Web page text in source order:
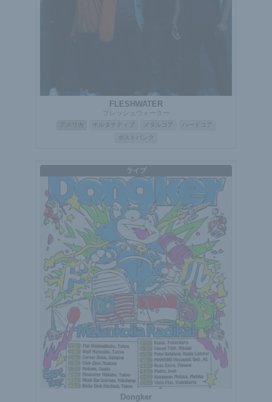
FLESHWATER
フレッシュウォーター
アメリカ オルタナティブ メタルコア
ハードコア
ポストパンク
ライブ
Dongker